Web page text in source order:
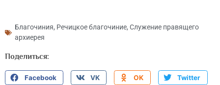
Благочиния, Речицкое благочиние, Служение правящего
архиерея
Поделиться:
Facebook VK OK Twitter